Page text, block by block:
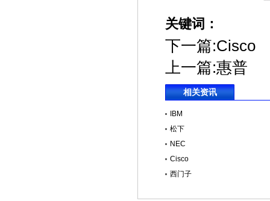
关键词：
下一篇:Cisco
上一篇:惠普
相关资讯
IBM
松下
NEC
Cisco
西门子